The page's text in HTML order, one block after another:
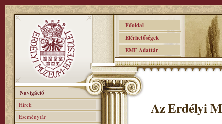
Főoldal
Elérhetőségek
EME Adattár
Navigáció
Hírek
Eseménytár
Az Erdélyi